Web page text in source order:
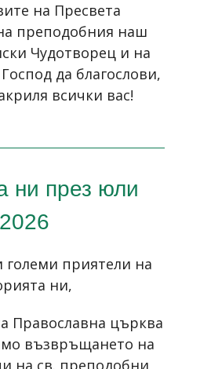
на Пресвета
преподобния наш
Чудотворец и на
да благослови,
всички вас!
ни през юли
2026
приятели на
ни,
Православна църква
възвръщането на
на св. преподобни